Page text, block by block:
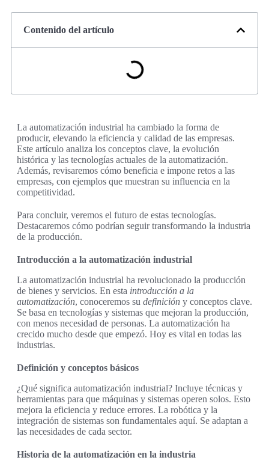
Contenido del artículo
La automatización industrial ha cambiado la forma de
producir, elevando la eficiencia y calidad de las empresas.
Este artículo analiza los conceptos clave, la evolución
histórica y las tecnologías actuales de la automatización.
Además, revisaremos cómo beneficia e impone retos a las
empresas, con ejemplos que muestran su influencia en la
competitividad.
Para concluir, veremos el futuro de estas tecnologías.
Destacaremos cómo podrían seguir transformando la industria
de la producción.
Introducción a la automatización industrial
La automatización industrial ha revolucionado la producción
de bienes y servicios. En esta introducción a la
automatización, conoceremos su definición y conceptos clave.
Se basa en tecnologías y sistemas que mejoran la producción,
con menos necesidad de personas. La automatización ha
crecido mucho desde que empezó. Hoy es vital en todas las
industrias.
Definición y conceptos básicos
¿Qué significa automatización industrial? Incluye técnicas y
herramientas para que máquinas y sistemas operen solos. Esto
mejora la eficiencia y reduce errores. La robótica y la
integración de sistemas son fundamentales aquí. Se adaptan a
las necesidades de cada sector.
Historia de la automatización en la industria